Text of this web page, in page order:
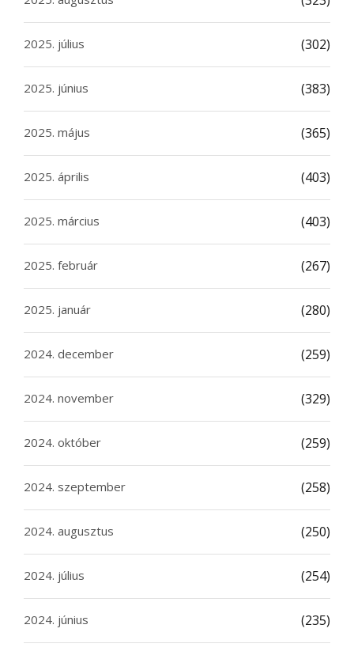
2025. július (302)
2025. június (383)
2025. május (365)
2025. április (403)
2025. március (403)
2025. február (267)
2025. január (280)
2024. december (259)
2024. november (329)
2024. október (259)
2024. szeptember (258)
2024. augusztus (250)
2024. július (254)
2024. június (235)